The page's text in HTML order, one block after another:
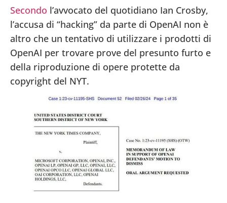
Secondo l’avvocato del quotidiano Ian Crosby,
l’accusa di “hacking” da parte di OpenAI non è
altro che un tentativo di utilizzare i prodotti di
OpenAI per trovare prove del presunto furto e
della riproduzione di opere protette da
copyright del NYT.